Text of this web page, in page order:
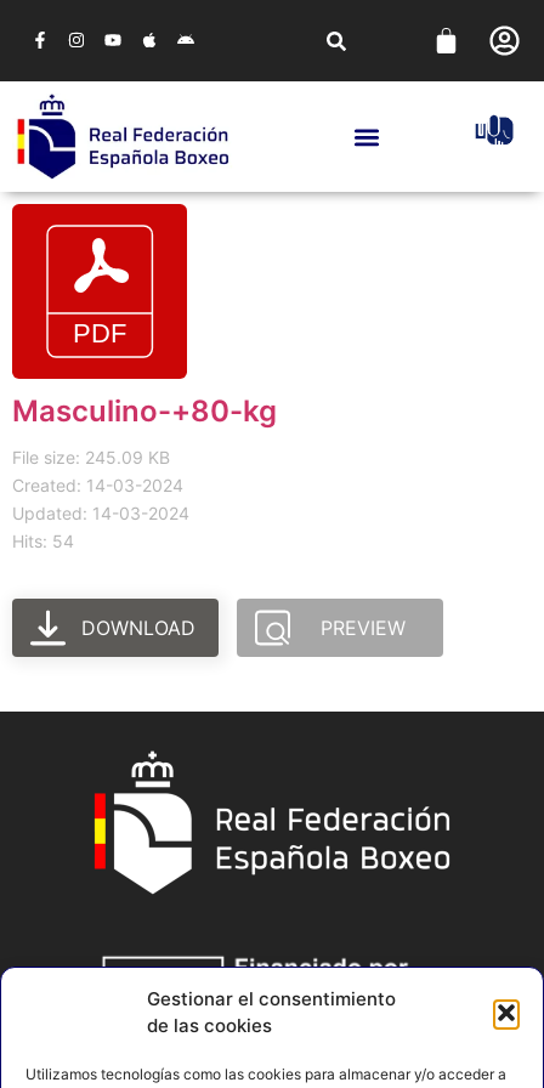
Gestionar el consentimiento
de las cookies
Utilizamos tecnologías como las cookies para almacenar y/o acceder a
Masculino-+80-kg
File size: 245.09 KB
Created: 14-03-2024
Updated: 14-03-2024
Hits: 54
DOWNLOAD PREVIEW